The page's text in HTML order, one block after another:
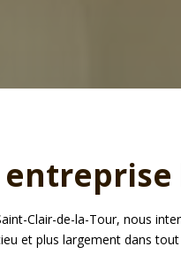
entreprise
Clair-de-la-Tour, nous
et plus largement dans